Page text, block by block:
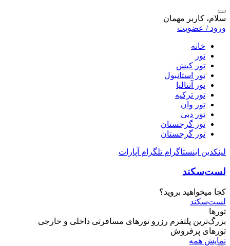
سلام، کاربر مهمان
ورود / عضویت
خانه
تور
تور کیش
تور استانبول
تور آنتالیا
تور ترکیه
تور وان
تور دبی
تور گرجستان
تور گرجستان
لینکدین اینستاگرام تلگرام آپارات
لست‌سکند
کجا میخواهید بروید؟
لست‌سکند
تورها
بزرگ‌ترین پلتفرم رزرو تورهای مسافرتی داخلی و خارجی
تورهای پرفروش
نمایش همه